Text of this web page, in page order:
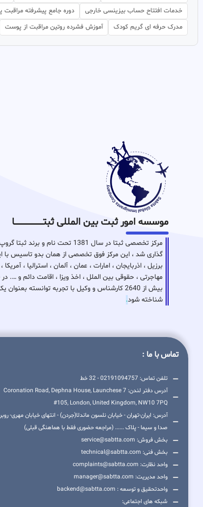
خدمات افتتاح حساب بیزینسی خارجی
دوره جامع پیشرفته
مدرک حرفه ای گریم کودک
آموزش فشرده روتین مراقبت از پوست
موسسه امور ثبت بین المللی ثبتـــــــــــــــــــــــــــــا
مرکز تخصصی ثبتا در سال 1381
گذاری شد ، این مرکز فوق تخصصی از همان بدو تاسیس با
برزیل ، اذربایجان ، امارات ، عمان ، آلمان ، استرالیا ،
مهاجرتی ، حقوقی بین الملل ، اخذ ویزا ، اقامت دائم و
بیش از 2640 کارشناس و وکیل با تجربه توانسته
شناخته شود.
تماس با ما :
تلفن تماس: 02191094757 - 32 خط
آدرس دفتر لندن: 7 Coronation Road, Dephna House, Launchese
#105, London, United Kingdom, NW10 7PQ
آدرس: ایران-تهران - خیابان نلسون ماندلا(جردن) - انتهای خیابان مهری-
صدا و سیما - پلاک ...... (مراجعه حضوری فقط با هماهنگی قبلی)
بخش فروش: service@sabtta.com
بخش فنی: technical@sabtta.com
واحد نظارت: complaints@sabtta.com
واحد مدیریت: manager@sabtta.com
واحدتحقیق و توسعه : backend@sabtta.com
شبکه های اجتماعی: